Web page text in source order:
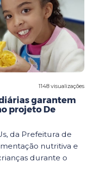
1148 visualizações
garantem
projeto De
da Prefeitura de
nutritiva e
durante o